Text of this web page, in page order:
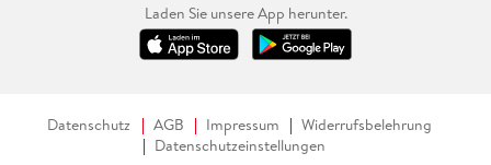
Laden Sie unsere App herunter.
Datenschutz AGB Impressum
Widerrufsbelehrung
Datenschutzeinstellungen